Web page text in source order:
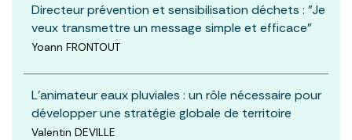
Directeur prévention et sensibilisation déchets : "Je
veux transmettre un message simple et efficace"
Yoann FRONTOUT
L’animateur eaux pluviales : un rôle nécessaire pour
développer une stratégie globale de territoire
Valentin DEVILLE